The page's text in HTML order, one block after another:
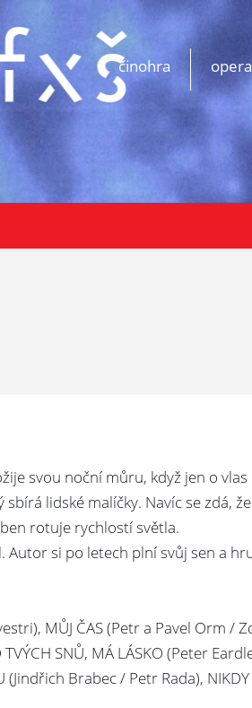
opera
činohra
svou noční můru, když jen o
lidské malíčky. Navíc se zdá,
rotuje rychlostí světla.
si po letech plní svůj sen a
MŮJ ČAS (Petr a Pavel Orm
SNŮ, MÁ LÁSKO (Peter
Brabec / Petr Rada), NIKDY